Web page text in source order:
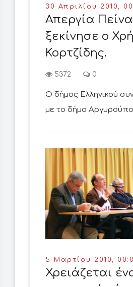
30 Απριλίου 2010,
Απεργία
ξεκίνησε ο
Κορτζίδης.
5372 0
Ο δήμος Ελληνικού
με το δήμο
5 Μαρτίου 2010,
Χρειάζεται